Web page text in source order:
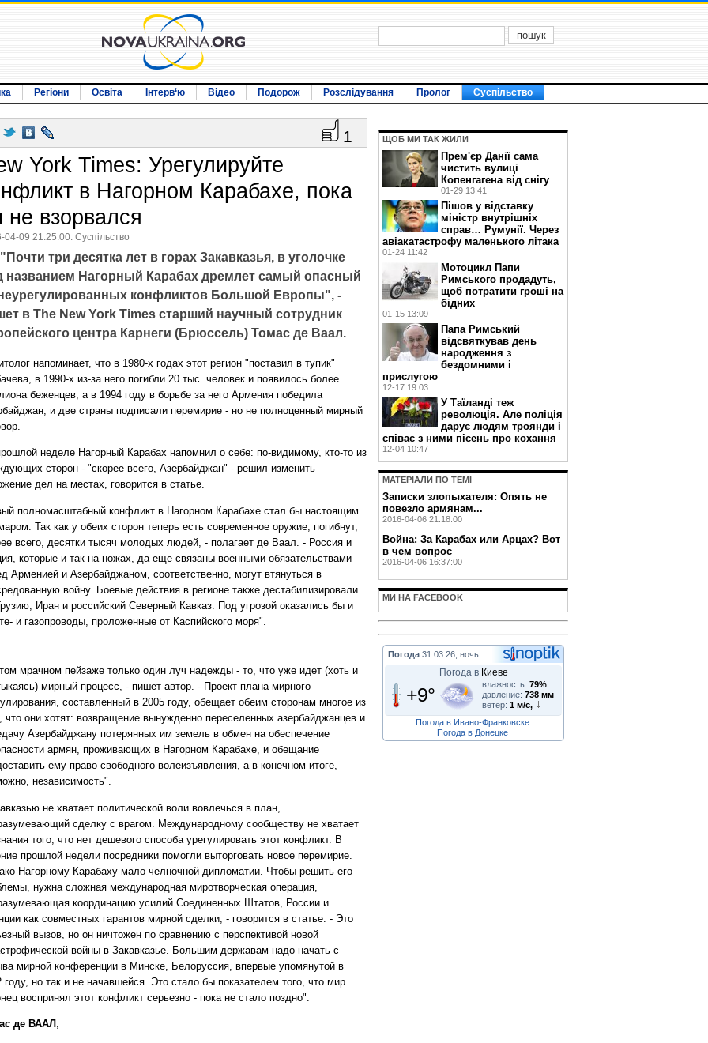
Регіони Освіта Інтерв‘ю Відео Подорож Розслідування Пролог Суспільство
1
York Times: Урегулируйте
в Нагорном Карабахе, пока
не взорвался
04-09 21:25:00. Суспільство
"Почти три десятка лет в горах Закавказья, в уголочке
названием Нагорный Карабах дремлет самый опасный
конфликтов Большой Европы", -
в The New York Times старший научный сотрудник
центра Карнеги (Брюссель) Томас де Ваал.
напоминает, что в 1980-х годах этот регион "поставил в тупик"
в 1990-х из-за него погибли 20 тыс. человек и появилось более
беженцев, а в 1994 году в борьбе за него Армения победила
и две страны подписали перемирие - но не полноценный мирный
неделе Нагорный Карабах напомнил о себе: по-видимому, кто-то из
сторон - "скорее всего, Азербайджан" - решил изменить
дел на местах, говорится в статье.
полномасштабный конфликт в Нагорном Карабахе стал бы настоящим
Так как у обеих сторон теперь есть современное оружие, погибнут,
всего, десятки тысяч молодых людей, - полагает де Ваал. - Россия и
которые и так на ножах, да еще связаны военными обязательствами
Арменией и Азербайджаном, соответственно, могут втянуться в
войну. Боевые действия в регионе также дестабилизировали
Иран и российский Северный Кавказ. Под угрозой оказались бы и
и газопроводы, проложенные от Каспийского моря".
мрачном пейзаже только один луч надежды - то, что уже идет (хоть и
мирный процесс, - пишет автор. - Проект плана мирного
составленный в 2005 году, обещает обеим сторонам многое из
что они хотят: возвращение вынужденно переселенных азербайджанцев и
Азербайджану потерянных им земель в обмен на обеспечение
армян, проживающих в Нагорном Карабахе, и обещание
ему право свободного волеизъявления, а в конечном итоге,
независимость".
не хватает политической воли вовлечься в план,
сделку с врагом. Международному сообществу не хватает
того, что нет дешевого способа урегулировать этот конфликт. В
прошлой недели посредники помогли выторговать новое перемирие.
Нагорному Карабаху мало челночной дипломатии. Чтобы решить его
нужна сложная международная миротворческая операция,
координацию усилий Соединенных Штатов, России и
как совместных гарантов мирной сделки, - говорится в статье. - Это
вызов, но он ничтожен по сравнению с перспективой новой
войны в Закавказье. Большим державам надо начать с
мирной конференции в Минске, Белоруссия, впервые упомянутой в
году, но так и не начавшейся. Это стало бы показателем того, что мир
воспринял этот конфликт серьезно - пока не стало поздно".
де ВААЛ
ЩОБ МИ ТАК ЖИЛИ
Прем'єр Данії сама
чистить вулиці
Копенгагена від снігу
01-29 13:41
Пішов у відставку
міністр внутрішніх
справ… Румунії. Через
авіакатастрофу маленького літака
01-24 11:42
Мотоцикл Папи
Римського продадуть,
щоб потратити гроші на
бідних
01-15 13:09
Папа Римський
відсвяткував день
народження з
бездомними і
прислугою
12-17 19:03
У Таїланді теж
революція. Але поліція
дарує людям троянди і
співає з ними пісень про кохання
12-04 10:47
МАТЕРIАЛИ ПО ТЕМI
‎Записки злопыхателя: Опять не
повезло армянам...
2016-04-06 21:18:00
Война: За Карабах или Арцах? Вот
в чем вопрос
2016-04-06 16:37:00
МИ НА FACEBOOK
Погода 31.03.26, ночь
Погода в Киеве
+9° влажность: 79%
давление: 738 мм
ветер: 1 м/с,
Погода в Ивано-Франковске
Погода в Донецке